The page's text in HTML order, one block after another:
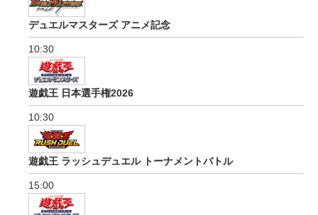
デュエルマスターズ アニメ記念
10:30
遊戯王 日本選手権2026
10:30
遊戯王 ラッシュデュエル トーナメントバトル
15:00